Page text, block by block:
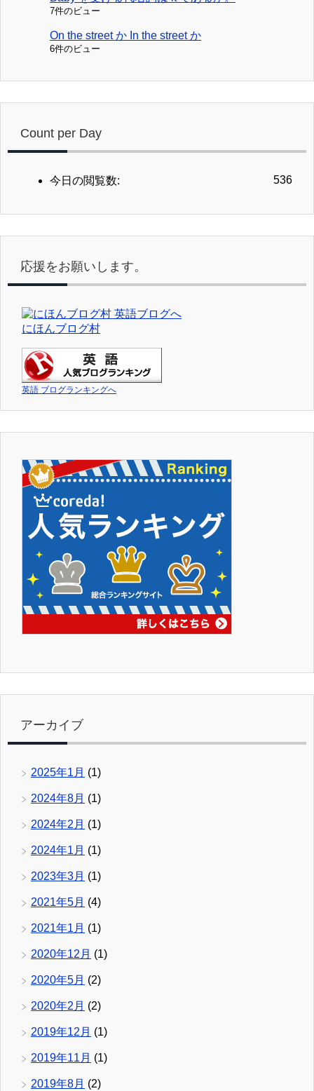
7件のビュー
On the street か In the street か
6件のビュー
Count per Day
536
今日の閲覧数:
応援をお願いします。
にほんブログ村
英語 ブログランキングへ
アーカイブ
2025年1月 (1)
2024年8月 (1)
2024年2月 (1)
2024年1月 (1)
2023年3月 (1)
2021年5月 (4)
2021年1月 (1)
2020年12月 (1)
2020年5月 (2)
2020年2月 (2)
2019年12月 (1)
2019年11月 (1)
2019年8月 (2)